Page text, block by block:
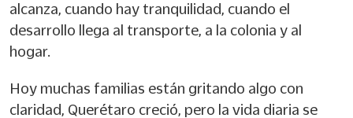
alcanza, cuando hay tranquilidad, cuando el
desarrollo llega al transporte, a la colonia y al
hogar.
Hoy muchas familias están gritando algo con
claridad, Querétaro creció, pero la vida diaria se